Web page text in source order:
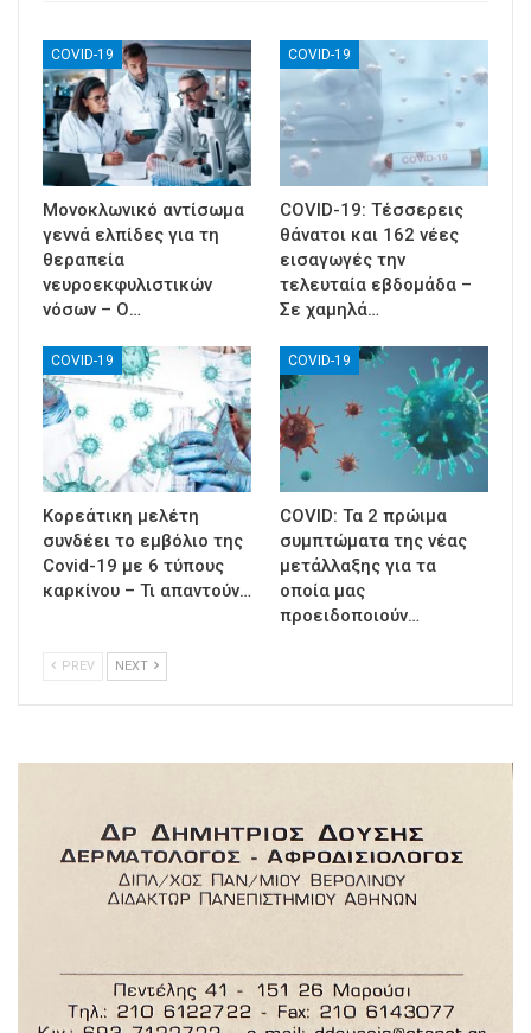
COVID-19
Μονοκλωνικό αντίσωμα
γεννά ελπίδες για τη
θεραπεία
νευροεκφυλιστικών
νόσων – Ο…
COVID-19
COVID-19: Τέσσερεις
θάνατοι και 162 νέες
εισαγωγές την
τελευταία εβδομάδα –
Σε χαμηλά…
COVID-19
Κορεάτικη μελέτη
συνδέει το εμβόλιο της
Covid-19 με 6 τύπους
καρκίνου – Τι απαντούν…
COVID-19
COVID: Τα 2 πρώιμα
συμπτώματα της νέας
μετάλλαξης για τα
οποία μας
προειδοποιούν…
PREV NEXT